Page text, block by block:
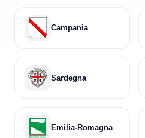
Campania
Sardegna
Emilia-Romagna